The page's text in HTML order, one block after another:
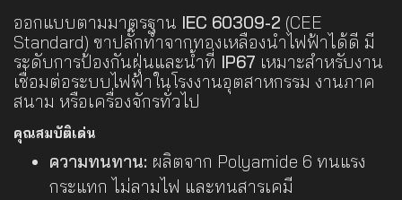
ออกแบบตามมาตรฐาน IEC 60309-2 (CEE
Standard) ขาปลั๊กทำจากทองเหลืองนำไฟฟ้าได้ดี มี
ระดับการป้องกันฝุ่นและน้ำที่ IP67 เหมาะสำหรับงาน
เชื่อมต่อระบบไฟฟ้าในโรงงานอุตสาหกรรม งานภาค
สนาม หรือเครื่องจักรทั่วไป
คุณสมบัติเด่น
ความทนทาน: ผลิตจาก Polyamide 6 ทนแรง
กระแทก ไม่ลามไฟ และทนสารเคมี